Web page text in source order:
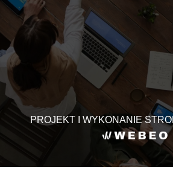
PROJEKT I WYKONANIE